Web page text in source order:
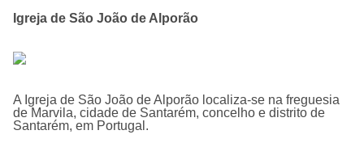
Igreja de São João de Alporão
A Igreja de São João de Alporão localiza-se na freguesia
de Marvila, cidade de Santarém, concelho e distrito de
Santarém, em Portugal.